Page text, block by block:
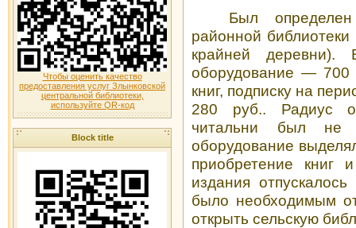
Чтобы оценить качество
предоставления услуг Злынковской
центральной библиотеки,
используйте QR-код
Block title
Был
районной
крайней деревни).
оборудование — 700
книг, подписку на
280 руб.. Радиус
читальни был
оборудование
приобретение книг
издания
было необ­ходимым
открыть сельскую